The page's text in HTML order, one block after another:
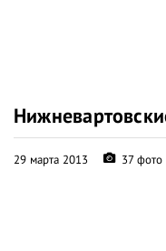
29 марта 2013 37 фото